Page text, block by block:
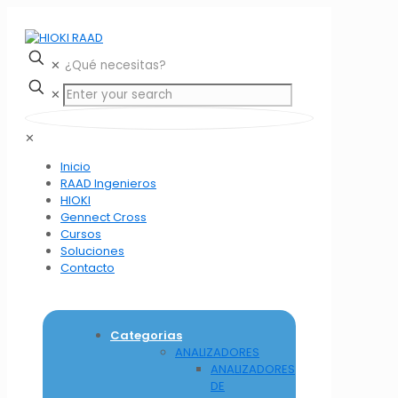
✕
✕
✕
Inicio
RAAD Ingenieros
HIOKI
Gennect Cross
Cursos
Soluciones
Contacto
Categorias
ANALIZADORES
ANALIZADORES
DE